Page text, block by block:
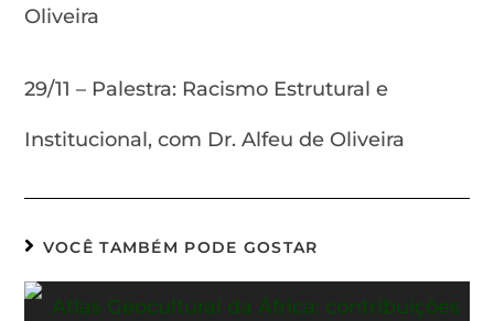
Oliveira
29/11 – Palestra: Racismo Estrutural e
Institucional, com Dr. Alfeu de Oliveira
VOCÊ TAMBÉM PODE GOSTAR